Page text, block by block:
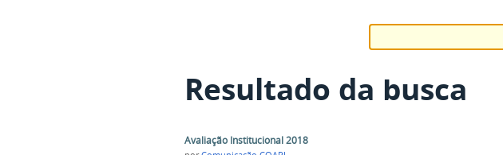
Resultado da busca
Avaliação Institucional 2018